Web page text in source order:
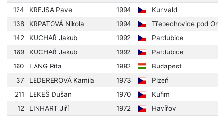
124
KREJSA Pavel 1994
Kunvald
138
KRPATOVÁ Nikola 1994
Třebechovice pod
142
KUCHAŘ Jakub 1992
Pardubice
189
KUCHAŘ Jakub 1992
Pardubice
160
LÁNG Rita 1982
Budapest
37
LEDEREROVÁ Kamila 1973
Plzeň
211
LEKEŠ Dušan 1970
Kuřim
12
LINHART Jiří 1972
Havířov